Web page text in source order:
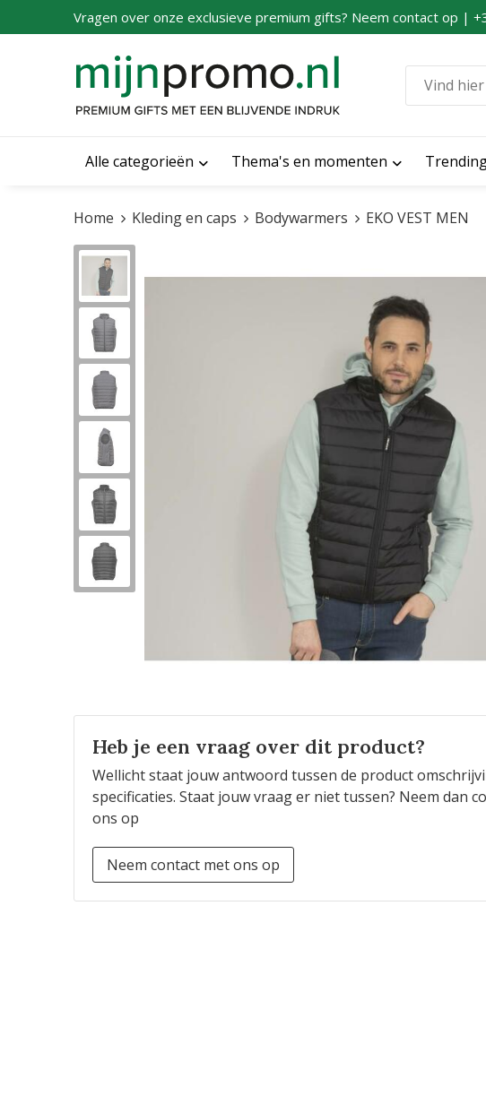
Vragen over onze exclusieve premium gifts? Neem contact op |
Alle categorieën Thema's en momenten
Home Kleding en caps Bodywarmers EKO VEST MEN
Heb je een vraag over dit product?
Wellicht staat jouw antwoord tussen de product
specificaties. Staat jouw vraag er niet tussen? Neem dan
ons op
Neem contact met ons op